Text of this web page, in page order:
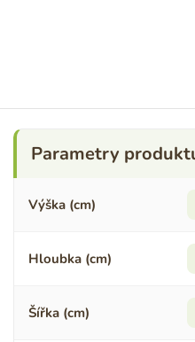
Výška (cm)
Hloubka (cm)
Šířka (cm)